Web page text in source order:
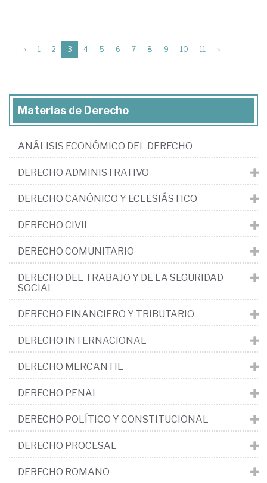
« 1 2 3 (current)
4 5 6 7 8 9 10 11 »
Materias de Derecho
ANÁLISIS ECONÓMICO DEL DERECHO
DERECHO ADMINISTRATIVO
DERECHO CANÓNICO Y ECLESIÁSTICO
DERECHO CIVIL
DERECHO COMUNITARIO
DERECHO DEL TRABAJO Y DE LA SEGURIDAD
SOCIAL
DERECHO FINANCIERO Y TRIBUTARIO
DERECHO INTERNACIONAL
DERECHO MERCANTIL
DERECHO PENAL
DERECHO POLÍTICO Y CONSTITUCIONAL
DERECHO PROCESAL
DERECHO ROMANO